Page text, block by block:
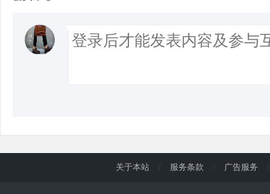
关于本站 / 服务条款 / 广告服务 /